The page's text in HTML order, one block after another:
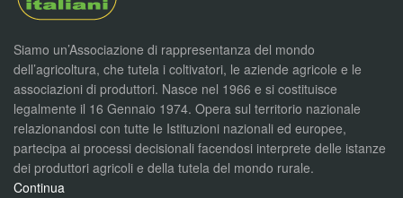
Siamo un’Associazione di rappresentanza del mondo
dell’agricoltura, che tutela i coltivatori, le aziende agricole e le
associazioni di produttori. Nasce nel 1966 e si costituisce
legalmente il 16 Gennaio 1974. Opera sul territorio nazionale
relazionandosi con tutte le Istituzioni nazionali ed europee,
partecipa ai processi decisionali facendosi interprete delle istanze
dei produttori agricoli e della tutela del mondo rurale.
Continua